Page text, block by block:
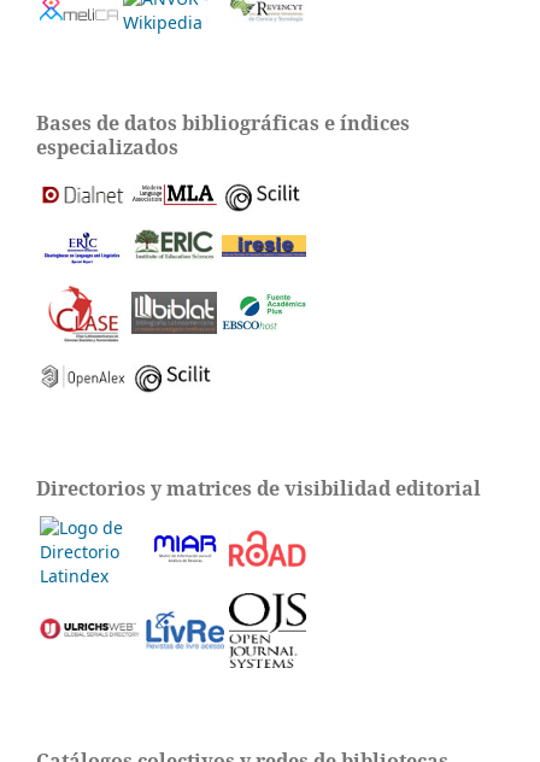
Bases de datos bibliográficas e índices
especializados
Directorios y matrices de visibilidad editorial